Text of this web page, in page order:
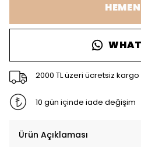
2000 TL üzeri ücretsiz kargo
10 gün içinde iade değişim
Ürün Açıklaması